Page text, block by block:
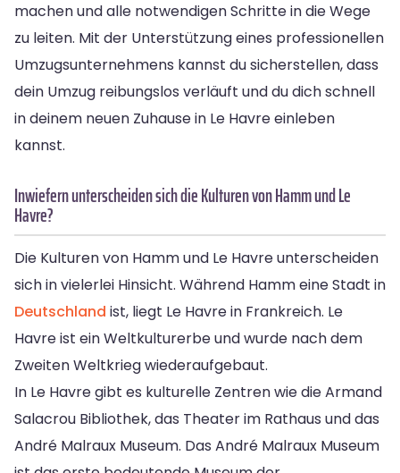
machen und alle notwendigen Schritte in die Wege
zu leiten. Mit der Unterstützung eines professionellen
Umzugsunternehmens kannst du sicherstellen, dass
dein Umzug reibungslos verläuft und du dich schnell
in deinem neuen Zuhause in Le Havre einleben
kannst.
Inwiefern unterscheiden sich die Kulturen von Hamm und Le
Havre?
Die Kulturen von Hamm und Le Havre unterscheiden
sich in vielerlei Hinsicht. Während Hamm eine Stadt in
Deutschland ist, liegt Le Havre in Frankreich. Le
Havre ist ein Weltkulturerbe und wurde nach dem
Zweiten Weltkrieg wiederaufgebaut.
In Le Havre gibt es kulturelle Zentren wie die Armand
Salacrou Bibliothek, das Theater im Rathaus und das
André Malraux Museum. Das André Malraux Museum